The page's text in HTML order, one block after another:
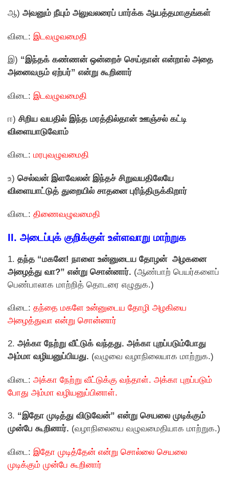
ஆ) அவனும் நீயும் அலுவலரைப் பார்க்க ஆயத்தமாகுங்கள்
விடை: இடவழுவமைதி
இ) “இந்தக் கண்ணன் ஒன்றைச் செய்தான் என்றால் அதை
அனைவரும் ஏற்பர்” என்று கூறினார்
விடை: இடவழுவமைதி
ஈ) சிறிய வயதில் இந்த மரத்தில்தான் ஊஞ்சல் கட்டி
விளையாடுவோம்
விடை: மரபுவழுவமைதி
உ) செல்வன் இளவேலன் இந்தச் சிறுவயதிலேயே
விளையாட்டுத் துறையில் சாதனை புரிந்திருக்கிறார்
விடை: திணைவழுவமைதி
II. அடைப்புக் குறிக்குள் உள்ளவாறு மாற்றுக
1. தந்த “மகனே! நாளை உன்னுடைய தோழன் அழகனை
அழைத்து வா?” என்று சொன்னார். (ஆண்பாற் பெயர்களைப்
பெண்பாலாக மாற்றித் தொடரை எழுதுக.)
விடை: தந்தை மகளே உன்னுடைய தோழி அழகியை
அழைத்துவா என்று சொன்னார்
2. அக்கா நேற்று வீட்டுக் வந்தது. அக்கா புறப்படும்போது
அம்மா வழியனுப்பியது. (வழுவை வழாநிலையாக மாற்றுக.)
விடை: அக்கா நேற்று வீட்டுக்கு வந்தாள். அக்கா புறப்படும்
போது அம்மா வழியனுப்பினாள்.
3. “இதோ முடித்து விடுவேன்” என்று செயலை முடிக்கும்
முன்பே கூறினார். (வழாநிலையை வழுவமைதியாக மாற்றுக.)
விடை: இதோ முடித்தேன் என்று சொல்லை செயலை
முடிக்கும் முன்பே கூறினார்